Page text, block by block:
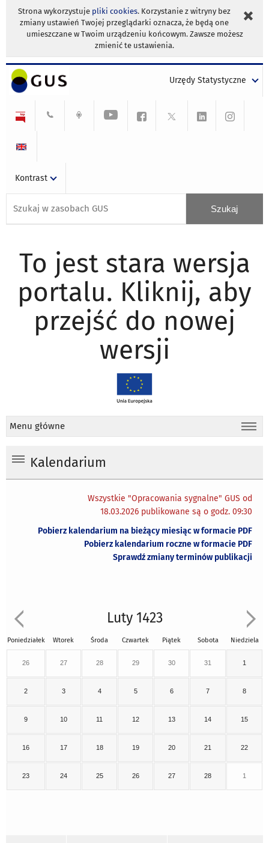
Strona wykorzystuje pliki cookies. Korzystanie z witryny bez
zmiany ustawień Twojej przeglądarki oznacza, że będą one
umieszczane w Twoim urządzeniu końcowym. Zawsze możesz
zmienić te ustawienia.
Urzędy Statystyczne
Kontrast
To jest stara wersja
portalu. Kliknij, aby
przejść do nowej
wersji
Menu główne
Kalendarium
Wszystkie "Opracowania sygnalne" GUS od
18.03.2026 publikowane są o godz. 09:30
Pobierz kalendarium na bieżący miesiąc w formacie PDF
Pobierz kalendarium roczne w formacie PDF
Sprawdź zmiany terminów publikacji
Luty 1423
Poniedziałek Wtorek Środa Czwartek Piątek Sobota Niedziela
26 27 28 29 30 31 1
2 3 4 5 6 7 8
9 10 11 12 13 14 15
16 17 18 19 20 21 22
23 24 25 26 27 28 1